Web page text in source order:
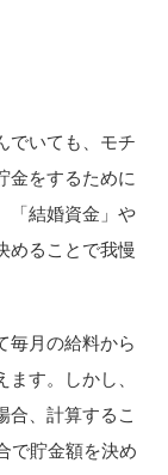
でいても、モチ
金をするために
「結婚資金」や
めることで我慢
毎月の給料から
す。しかし、
合、計算するこ
で貯金額を決め